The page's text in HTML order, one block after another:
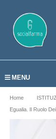
MENU
Home
Egualia. Il Ruolo